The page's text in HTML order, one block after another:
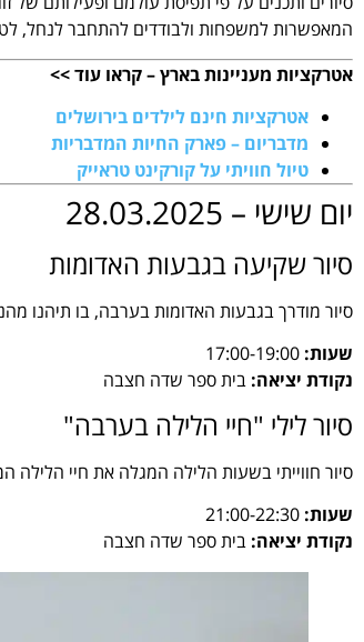
המאפשרות למשפחות ולבודדים להתחבר לנחל,
אטרקציות מעניינות בארץ – קראו עוד >>
אטרקציות חינם לילדים בירושלים
מדבריום – פארק החיות המדבריות
טיול חוויתי על קורקינט טראייק
יום שישי – 28.03.2025
סיור שקיעה בגבעות האדומות
סיור מודרך בגבעות האדומות בערבה, בו תיהנו
שעות:
נקודת יציאה: בית ספר שדה חצבה
סיור לילי "חיי הלילה בערבה"
סיור חווייתי בשעות הלילה המגלה את חיי הלילה
שעות:
נקודת יציאה: בית ספר שדה חצבה